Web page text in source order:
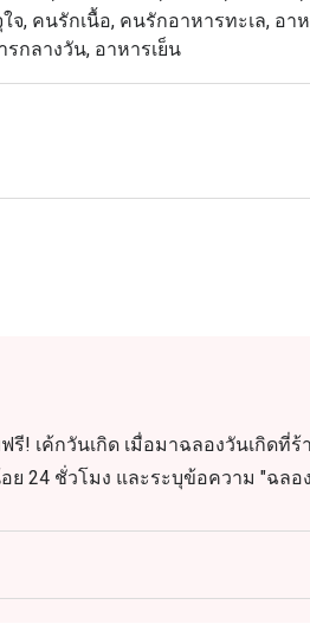
, คนรักเนื้อ, คนรักอาหารทะเล, อาห
รกลางวัน, อาหารเย็น
รี! เค้กวันเกิด เมื่อมาฉลองวันเกิดที่ร้
24 ชั่วโมง และระบุข้อความ "ฉลอ